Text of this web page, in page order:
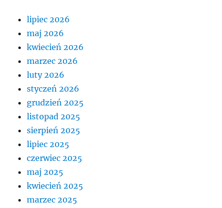
lipiec 2026
maj 2026
kwiecień 2026
marzec 2026
luty 2026
styczeń 2026
grudzień 2025
listopad 2025
sierpień 2025
lipiec 2025
czerwiec 2025
maj 2025
kwiecień 2025
marzec 2025